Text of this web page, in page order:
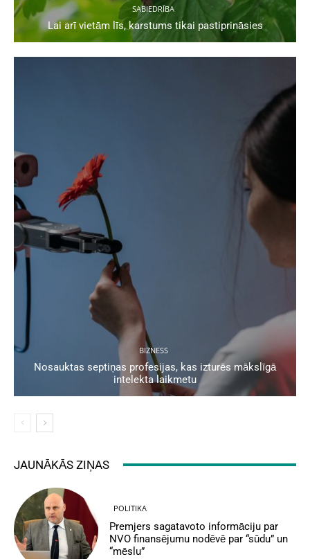
SABIEDRĪBA
Lai arī vietām līs, karstums tikai pastiprināsies
BIZNESS
Nosauktas septiņas profesijas, kas izturēs mākslīgā
intelekta laikmetu
JAUNĀKĀS ZIŅAS
POLITIKA
Premjers sagatavoto informāciju par
NVO finansējumu nodēvē par “sūdu” un
“mēslu”